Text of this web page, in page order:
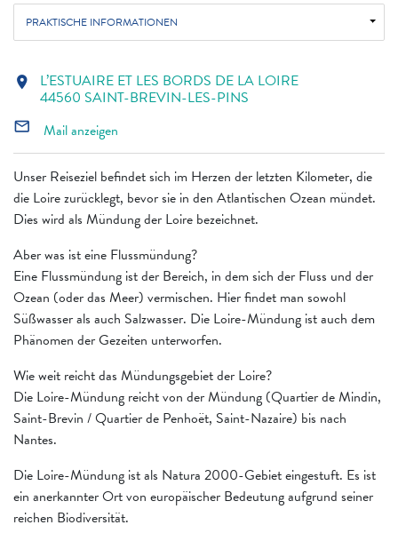
PRAKTISCHE INFORMATIONEN
Unser Reiseziel befindet sich im Herzen der letzten Kilometer, die
die Loire zurücklegt, bevor sie in den Atlantischen Ozean mündet.
Dies wird als Mündung der Loire bezeichnet.
Aber was ist eine Flussmündung?
Eine Flussmündung ist der Bereich, in dem sich der Fluss und der
Ozean (oder das Meer) vermischen. Hier findet man sowohl
Süßwasser als auch Salzwasser. Die Loire-Mündung ist auch dem
Phänomen der Gezeiten unterworfen.
Wie weit reicht das Mündungsgebiet der Loire?
Die Loire-Mündung reicht von der Mündung (Quartier de Mindin,
Saint-Brevin / Quartier de Penhoët, Saint-Nazaire) bis nach
Nantes.
Die Loire-Mündung ist als Natura 2000-Gebiet eingestuft. Es ist
ein anerkannter Ort von europäischer Bedeutung aufgrund seiner
reichen Biodiversität.
location_on L’ESTUAIRE ET LES BORDS DE LA LOIRE
44560 SAINT-BREVIN-LES-PINS
mail_outline Mail anzeigen